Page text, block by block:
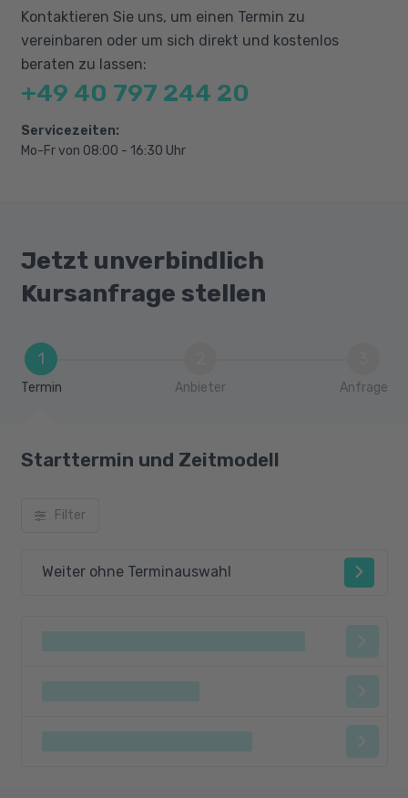
Kontaktieren Sie uns, um einen Termin zu
vereinbaren oder um sich direkt und kostenlos
beraten zu lassen:
+49 40 797 244 20
Servicezeiten:
Mo-Fr von 08:00 - 16:30 Uhr
Jetzt unverbindlich
Kursanfrage stellen
1
Termin Anbieter Anfrage
Starttermin und Zeitmodell
Filter
Weiter ohne Terminauswahl